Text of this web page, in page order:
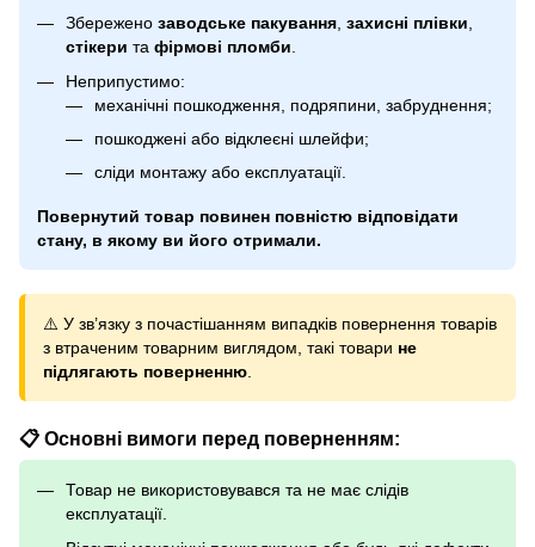
Збережено заводське пакування, захисні плівки,
стікери та фірмові пломби.
Неприпустимо:
механічні пошкодження, подряпини, забруднення;
пошкоджені або відклеєні шлейфи;
сліди монтажу або експлуатації.
Повернутий товар повинен повністю відповідати
стану, в якому ви його отримали.
⚠️ У зв’язку з почастішанням випадків повернення товарів
з втраченим товарним виглядом, такі товари не
підлягають поверненню.
📋 Основні вимоги перед поверненням:
Товар не використовувався та не має слідів
експлуатації.